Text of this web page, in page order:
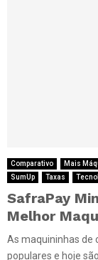
Comparativo Mais
SumUp
Taxas
SafraPay
Melhor
As maquininhas de
populares e hoje